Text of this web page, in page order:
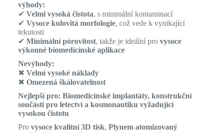
výhody:
✔ Velmi vysoká čistota, s minimální kontaminací
✔ Vysoce kulovitá morfologie, což vede k vynikající
tekutosti
✔ Minimální pórovitost, takže je ideální pro vysoce
výkonné biomedicínské aplikace
Nevýhody:
✖ Velmi vysoké náklady
✖ Omezená škálovatelnost
Nejlepší pro: Biomedicínské implantáty, konstrukční
součásti pro letectví a kosmonautiku vyžadující
vysokou čistotu
Pro vysoce kvalitní 3D tisk, Plynem atomizovaný